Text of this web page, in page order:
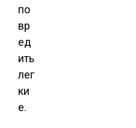
по
вр
ед
ить
лег
ки
е.